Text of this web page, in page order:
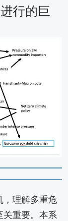
行的巨
，理解多重危
关重要。本系